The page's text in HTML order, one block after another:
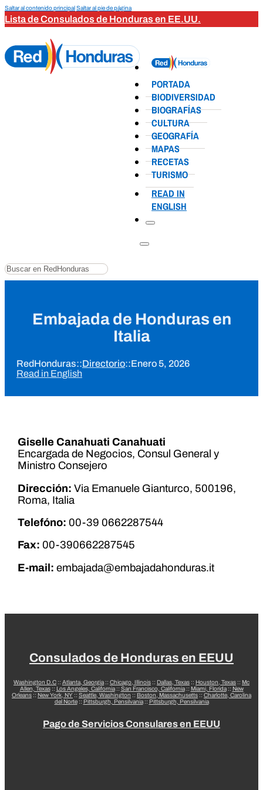
Saltar al contenido principalSaltar al pie de página
Lista de Consulados de Honduras en EE.UU.
PORTADA
BIODIVERSIDAD
BIOGRAFÍAS
CULTURA
GEOGRAFÍA
MAPAS
RECETAS
TURISMO
READ IN
ENGLISH
Buscar
Embajada de Honduras en
Italia
RedHonduras::Directorio::Enero 5, 2026
Read in English
Giselle Canahuati Canahuati
Encargada de Negocios, Consul General y
Ministro Consejero
Dirección: Via Emanuele Gianturco, 500196,
Roma, Italia
Telefóno: 00-39 0662287544
Fax: 00-390662287545
E-mail: embajada@embajadahonduras.it
Consulados de Honduras en EEUU
Washington D.C :: Atlanta, Georgia:: Chicago, Illinois :: Dallas, Texas :: Houston, Texas :: Mc
Allen, Texas:: Los Angeles, California:: San Francisco, California:: Miami, Florida:: New
Orleans :: New York, NY :: Seattle, Washington :: Boston, Massachusetts :: Charlotte, Carolina
del Norte:: Pittsburgh, Pensilvania:: Pittsburgh, Pensilvania
Pago de Servicios Consulares en EEUU